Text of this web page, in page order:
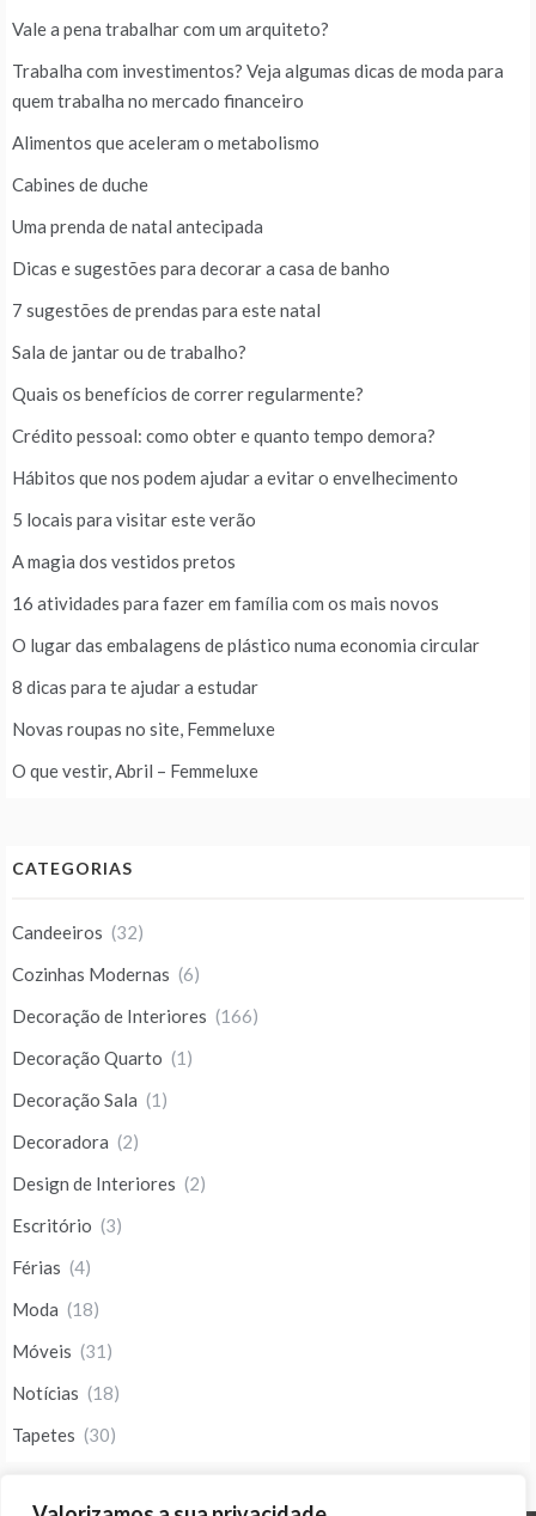
Vale a pena trabalhar com um arquiteto?
Trabalha com investimentos? Veja algumas dicas de moda para
quem trabalha no mercado financeiro
Alimentos que aceleram o metabolismo
Cabines de duche
Uma prenda de natal antecipada
Dicas e sugestões para decorar a casa de banho
7 sugestões de prendas para este natal
Sala de jantar ou de trabalho?
Quais os benefícios de correr regularmente?
Crédito pessoal: como obter e quanto tempo demora?
Hábitos que nos podem ajudar a evitar o envelhecimento
5 locais para visitar este verão
A magia dos vestidos pretos
16 atividades para fazer em família com os mais novos
O lugar das embalagens de plástico numa economia circular
8 dicas para te ajudar a estudar
Novas roupas no site, Femmeluxe
O que vestir, Abril – Femmeluxe
CATEGORIAS
Candeeiros (32)
Cozinhas Modernas (6)
Decoração de Interiores (166)
Decoração Quarto (1)
Decoração Sala (1)
Decoradora (2)
Design de Interiores (2)
Escritório (3)
Férias (4)
Moda (18)
Móveis (31)
Notícias (18)
Tapetes (30)